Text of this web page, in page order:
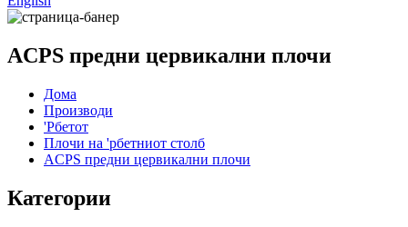
ACPS предни цервикални плочи
Дома
Производи
'Рбетот
Плочи на 'рбетниот столб
ACPS предни цервикални плочи
Категории